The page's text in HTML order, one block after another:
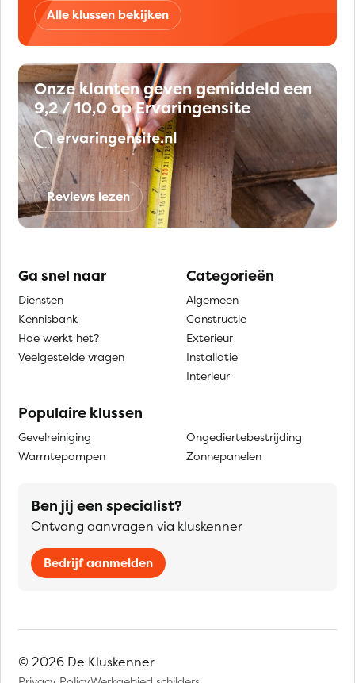
Alle klussen bekijken
Onze klanten geven gemiddeld een
9,2 / 10,0 op Ervaringensite
Reviews lezen
Ga snel naar
Diensten
Kennisbank
Hoe werkt het?
Veelgestelde vragen
Categorieën
Algemeen
Constructie
Exterieur
Installatie
Interieur
Populaire klussen
Gevelreiniging
Warmtepompen
Ongediertebestrijding
Zonnepanelen
Ben jij een specialist?
Ontvang aanvragen via kluskenner
Bedrijf aanmelden
© 2026 De Kluskenner